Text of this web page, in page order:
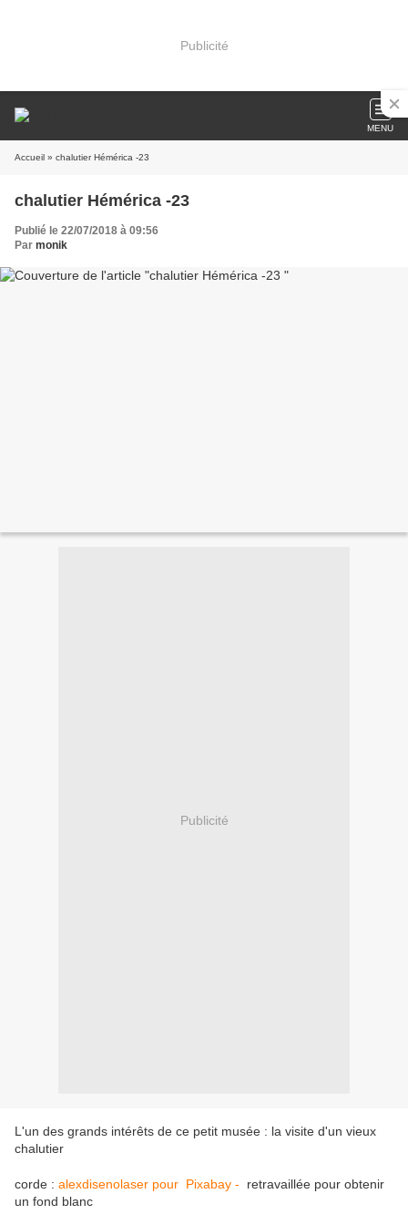
Publicité
MENU
Accueil » chalutier Hémérica -23
chalutier Hémérica -23
Publié le 22/07/2018 à 09:56
Par monik
Publicité
L'un des grands intérêts de ce petit musée : la visite d'un vieux
chalutier
corde : alexdisenolaser pour Pixabay -
retravaillée pour obtenir
un fond blanc